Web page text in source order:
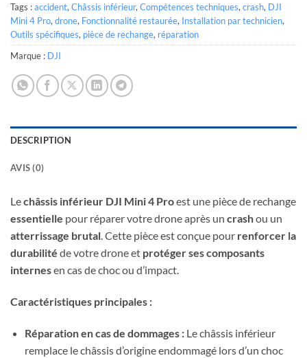
Tags :accident, Châssis inférieur, Compétences techniques, crash, DJI
Mini 4 Pro, drone, Fonctionnalité restaurée, Installation par technicien,
Outils spécifiques, pièce de rechange, réparation
Marque : DJI
DESCRIPTION
AVIS (0)
Lechâssis inférieur DJI Mini 4 Proest une pièce de rechange
essentielle pour réparer votre drone après un crashou un
atterrissage brutal. Cette pièce est conçue pour renforcer la
durabilité de votre drone et protéger ses composants
internesen cas de choc ou d’impact.
Caractéristiques principales :
Réparation en cas de dommages :Le châssis inférieur
remplace le châssis d’origine endommagé lors d’un choc